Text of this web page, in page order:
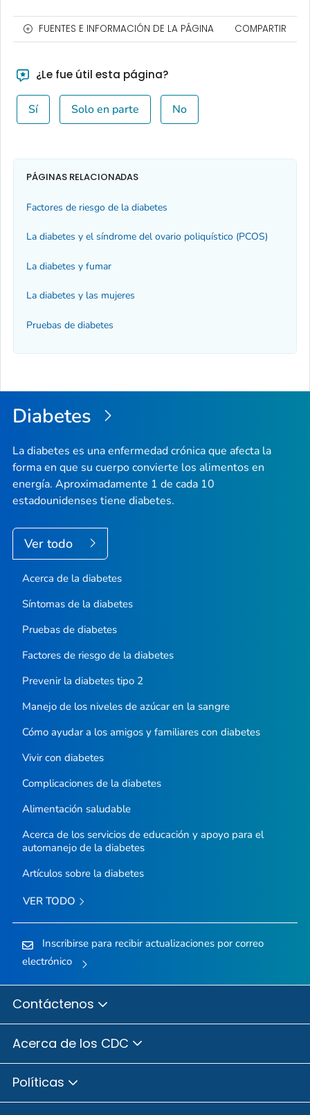
FUENTES E INFORMACIÓN DE LA PÁGINA COMPARTIR
¿Le fue útil esta página?
Sí Solo en parte No
PÁGINAS RELACIONADAS
Factores de riesgo de la diabetes
La diabetes y el síndrome del ovario poliquístico (PCOS)
La diabetes y fumar
La diabetes y las mujeres
Pruebas de diabetes
Diabetes
La diabetes es una enfermedad crónica que afecta la
forma en que su cuerpo convierte los alimentos en
energía. Aproximadamente 1 de cada 10
estadounidenses tiene diabetes.
Ver todo
Acerca de la diabetes
Síntomas de la diabetes
Pruebas de diabetes
Factores de riesgo de la diabetes
Prevenir la diabetes tipo 2
Manejo de los niveles de azúcar en la sangre
Cómo ayudar a los amigos y familiares con diabetes
Vivir con diabetes
Complicaciones de la diabetes
Alimentación saludable
Acerca de los servicios de educación y apoyo para el
automanejo de la diabetes
Artículos sobre la diabetes
VER TODO
Inscribirse para recibir actualizaciones por correo
electrónico
Contáctenos
Acerca de los CDC
Políticas